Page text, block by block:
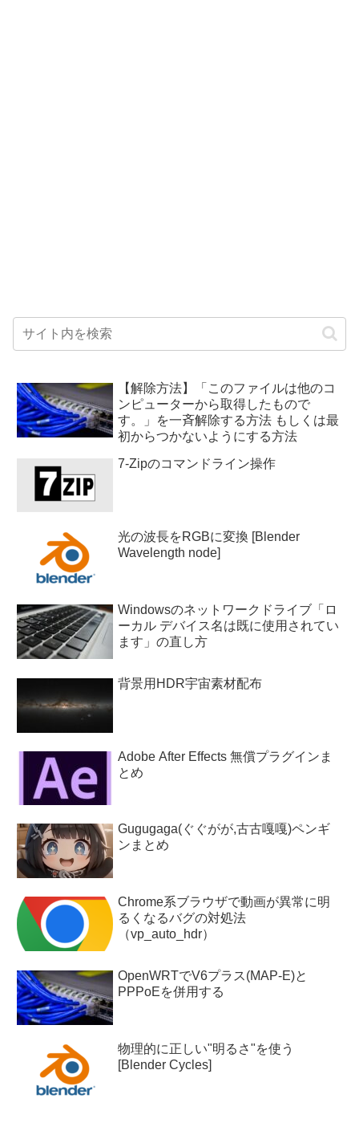
【解除方法】「このファイルは他のコ
ンピューターから取得したもので
す。」を一斉解除する方法 もしくは最
初からつかないようにする方法
7-Zipのコマンドライン操作
光の波長をRGBに変換 [Blender
Wavelength node]
Windowsのネットワークドライブ「ロ
ーカル デバイス名は既に使用されてい
ます」の直し方
背景用HDR宇宙素材配布
Adobe After Effects 無償プラグインま
とめ
Gugugaga(ぐぐがが,古古嘎嘎)ペンギ
ンまとめ
Chrome系ブラウザで動画が異常に明
るくなるバグの対処法
（vp_auto_hdr）
OpenWRTでV6プラス(MAP-E)と
PPPoEを併用する
物理的に正しい"明るさ"を使う
[Blender Cycles]